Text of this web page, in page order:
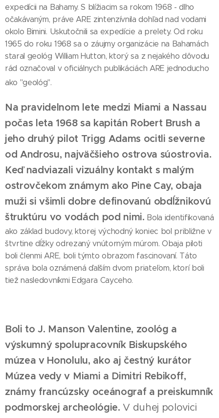
expedícii na Bahamy. S blížiacim sa rokom 1968 - dlho
očakávaným, práve ARE zintenzívnila dohľad nad vodami
okolo Bimini. Uskutočnili sa expedície a prelety. Od roku
1965 do roku 1968 sa o záujmy organizácie na Bahamách
staral geológ William Hutton, ktorý sa z nejakého dôvodu
rád označoval v oficiálnych publikáciách ARE jednoducho
ako "geológ".
Na pravidelnom lete medzi Miami a Nassau
počas leta 1968 sa kapitán Robert Brush a
jeho druhý pilot Trigg Adams ocitli severne
od Androsu, najväčšieho ostrova súostrovia.
Keď nadviazali vizuálny kontakt s malým
ostrovčekom známym ako Pine Cay, obaja
muži si všimli dobre definovanú obdĺžnikovú
štruktúru vo vodách pod nimi. Bola identifikovaná
ako základ budovy, ktorej východný koniec bol približne v
štvrtine dĺžky odrezaný vnútorným múrom. Obaja piloti
boli členmi ARE, boli týmto obrazom fascinovaní. Táto
správa bola oznámená ďalším dvom priateľom, ktorí boli
tiež nasledovníkmi Edgara Cayceho.
Boli to J. Manson Valentine, zoológ a
výskumný spolupracovník Biskupského
múzea v Honolulu, ako aj čestný kurátor
Múzea vedy v Miami a Dimitri Rebikoff,
známy francúzsky oceánograf a preiskumník
podmorskej archeológie. V duhej polovici